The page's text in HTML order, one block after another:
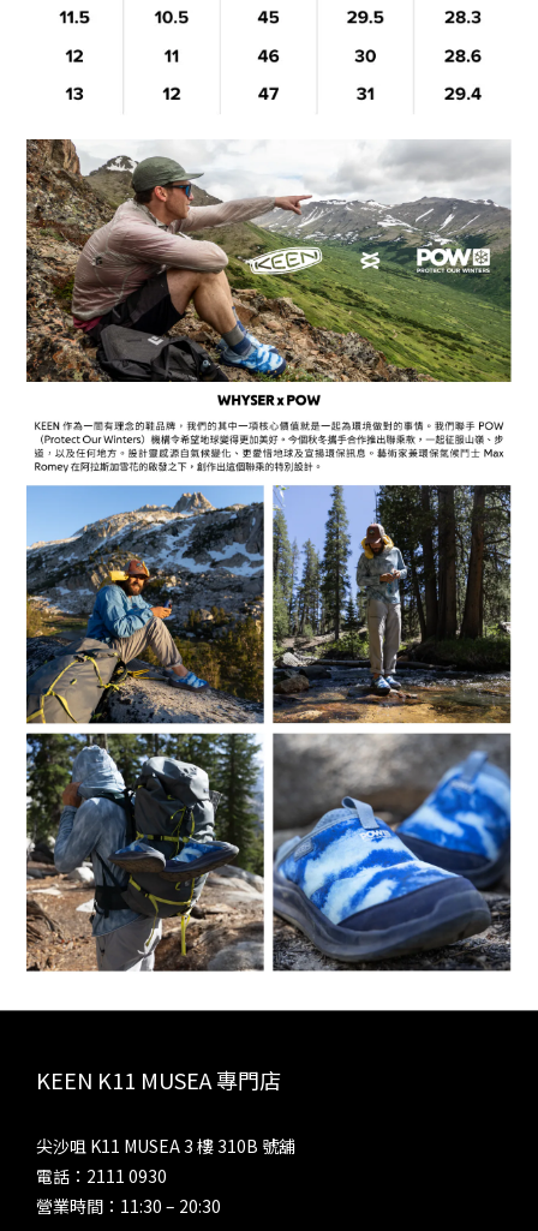
KEEN K11 MUSEA 專門店
尖沙咀 K11 MUSEA 3 樓 310B 號舖
電話：2111 0930
營業時間：11:30 – 20:30